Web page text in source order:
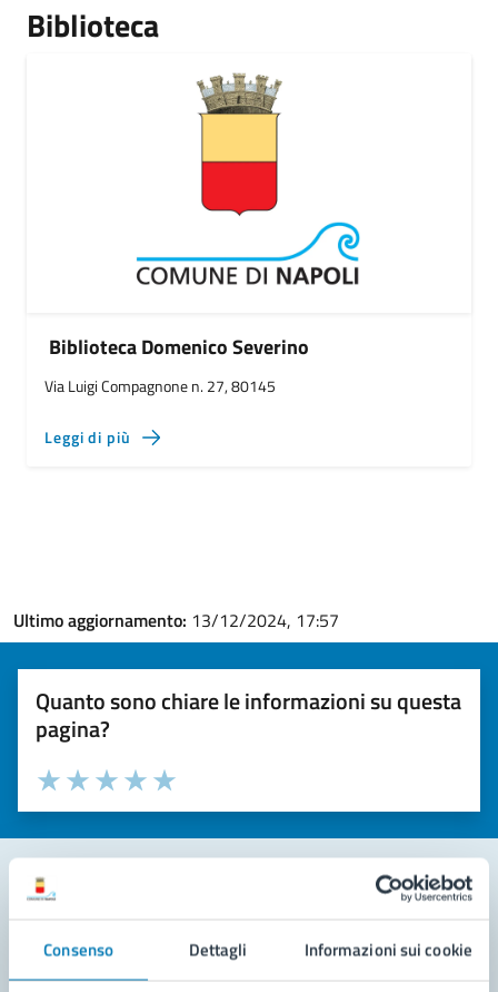
Consenso Dettagli Informazioni sui cookie
Biblioteca
Biblioteca Domenico Severino
Via Luigi Compagnone n. 27, 80145
Leggi di più
Ultimo aggiornamento: 13/12/2024, 17:57
Quanto sono chiare le informazioni su questa
pagina?
Valuta la chiarezza delle informazioni (da 1 a 5 stelle)
Seleziona il numero di stelle per valutare la chiarezza delle
Valuta 5 stelle su 5
Valuta 4 stelle su 5
Valuta 3 stelle su 5
Valuta 2 stelle su 5
Valuta 1 stelle su 5
Leggi le domande frequenti